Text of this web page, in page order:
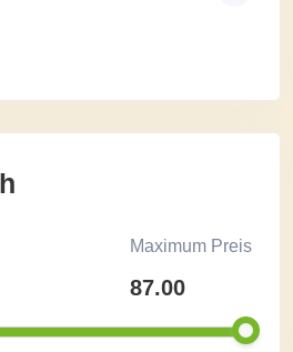
Maximum Preis
87.00